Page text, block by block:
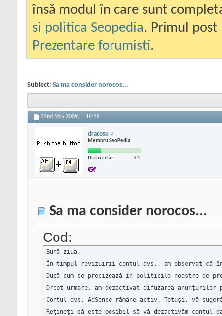
însă modul în care sunt
si politica Seopedia. Primul
Prezentare forumisti.
Subiect: Sa ma consider norocos...
22nd May 2009, 16:29
dracosu
Membru SeoPedia
Reputatie: 34
Sa ma consider norocos...
Cod:
Bună ziua,
În timpul revizuirii contul dvs., am observat că în
După cum se precizează în politicile noastre
Drept urmare, am dezactivat difuzarea anunţurilor
Contul dvs. AdSense rămâne activ. Totuşi, vă
Reţineţi că este posibil să vă dezactivăm